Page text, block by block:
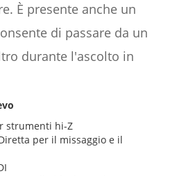
È presente anche un
di passare da un
durante l'ascolto in
strumenti hi-Z
per il missaggio e il